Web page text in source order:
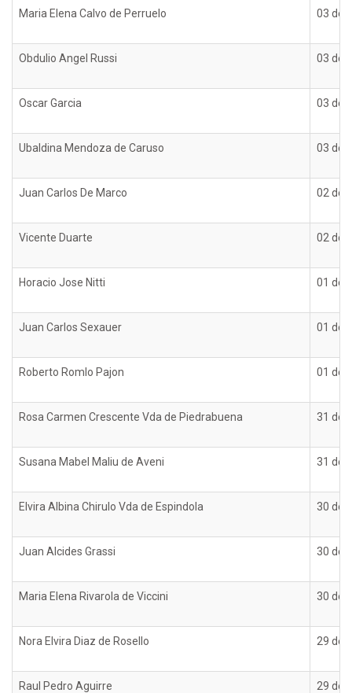
Maria Elena Calvo de Perruelo 03 de
Obdulio Angel Russi 03 de
Oscar Garcia 03 de
Ubaldina Mendoza de Caruso 03 de
Juan Carlos De Marco 02 de
Vicente Duarte 02 de
Horacio Jose Nitti 01 de
Juan Carlos Sexauer 01 de
Roberto Romlo Pajon 01 de
Rosa Carmen Crescente Vda de Piedrabuena 31 de
Susana Mabel Maliu de Aveni 31 de
Elvira Albina Chirulo Vda de Espindola 30 de
Juan Alcides Grassi 30 de
Maria Elena Rivarola de Viccini 30 de
Nora Elvira Diaz de Rosello 29 de
Raul Pedro Aguirre 29 de